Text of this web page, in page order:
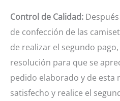
Control de Calidad:
de confección de las
de realizar el segundo
resolución para que se
pedido elaborado y de esta
satisfecho y realice el